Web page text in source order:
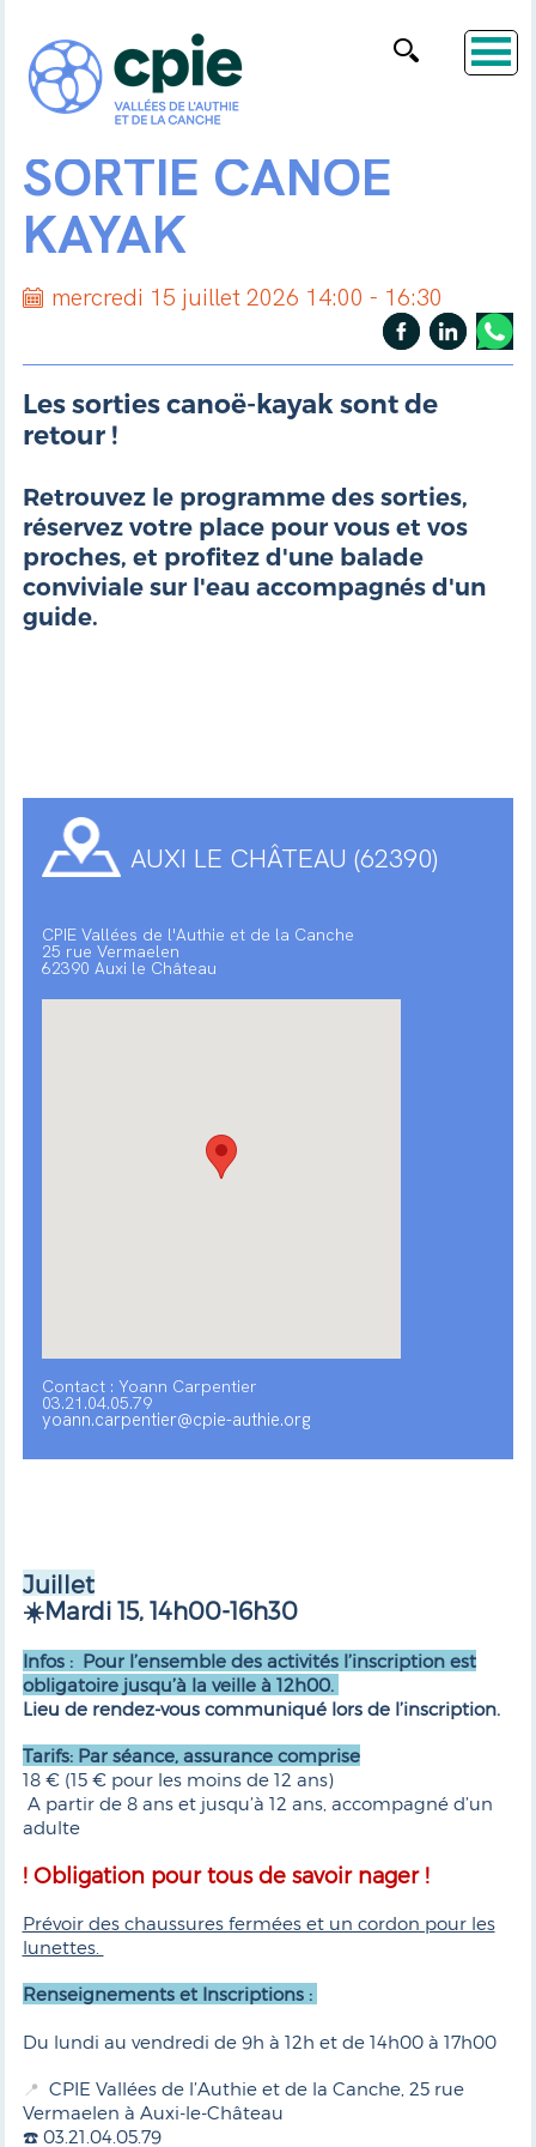
SORTIE CANOË
KAYAK
mercredi 15 juillet 2026 14:00 - 16:30
Les sorties canoë-kayak sont de
retour !
Retrouvez le programme des sorties,
réservez votre place pour vous et vos
proches, et profitez d'une balade
conviviale sur l'eau accompagnés d'un
guide.
AUXI LE CHÂTEAU (62390)
CPIE Vallées de l'Authie et de la Canche
25 rue Vermaelen
62390 Auxi le Château
Contact : Yoann Carpentier
03.21.04.05.79
yoann.carpentier@cpie-authie.org
Juillet
☀️Mardi 15, 14h00-16h30
Infos : Pour l’ensemble des activités l’inscription est
obligatoire jusqu’à la veille à 12h00.
Lieu de rendez-vous communiqué lors de l’inscription.
Tarifs: Par séance, assurance comprise
18 € (15 € pour les moins de 12 ans)
A partir de 8 ans et jusqu’à 12 ans, accompagné d’un
adulte
! Obligation pour tous de savoir nager !
Prévoir des chaussures fermées et un cordon pour les
lunettes.
Renseignements et Inscriptions :
Du lundi au vendredi de 9h à 12h et de 14h00 à 17h00
📍 CPIE Vallées de l’Authie et de la Canche, 25 rue
Vermaelen à Auxi-le-Château
☎️ 03.21.04.05.79